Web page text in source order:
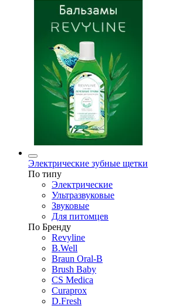
Электрические зубные щетки
По типу
Электрические
Ультразвуковые
Звуковые
Для питомцев
По Бренду
Revyline
B.Well
Braun Oral-B
Brush Baby
CS Medica
Curaprox
D.Fresh